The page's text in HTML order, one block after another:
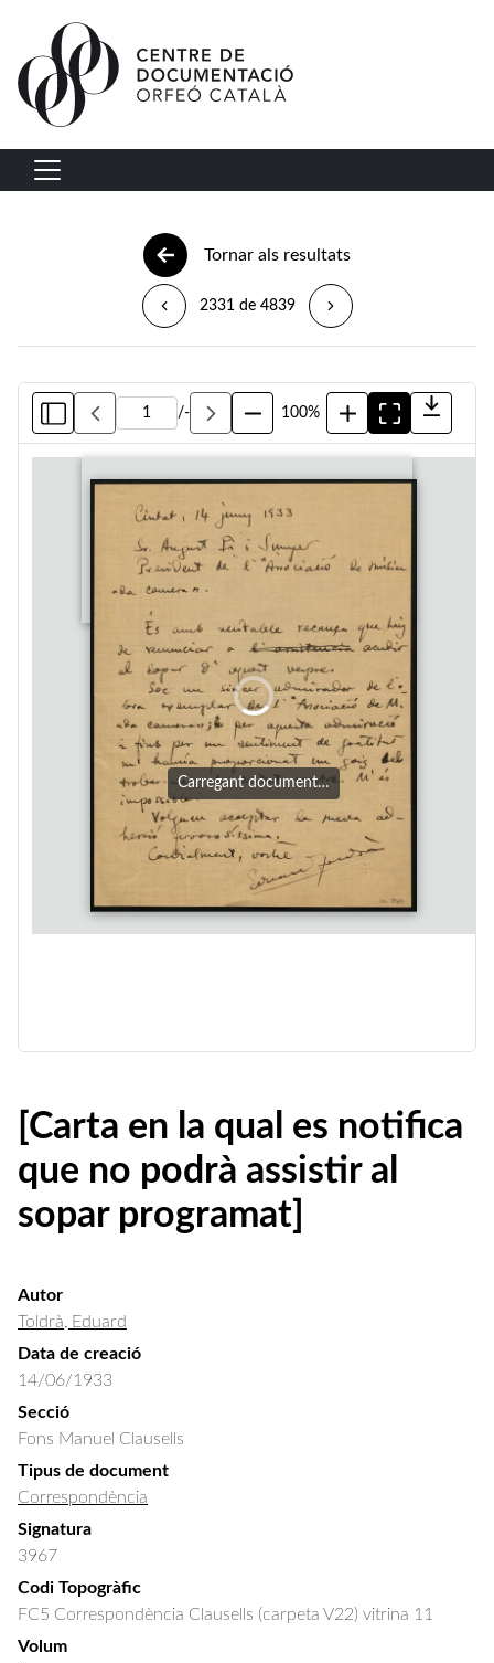
Vés al contingut
Navegació principal
Tornar als resultats
2331 de 4839
/- 100%
Carregant document…
[Carta en la qual es notifica
que no podrà assistir al
sopar programat]
Autor
Toldrà, Eduard
Data de creació
14/06/1933
Secció
Fons Manuel Clausells
Tipus de document
Correspondència
Signatura
3967
Codi Topogràfic
FC5 Correspondència Clausells (carpeta V22) vitrina 11
Volum